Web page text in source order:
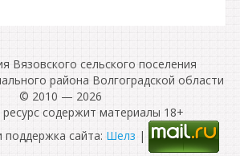
Вязовского сельского поселения
района Волгоградской области
© 2010 — 2026
содержит материалы 18+
поддержка сайта: Шелз |